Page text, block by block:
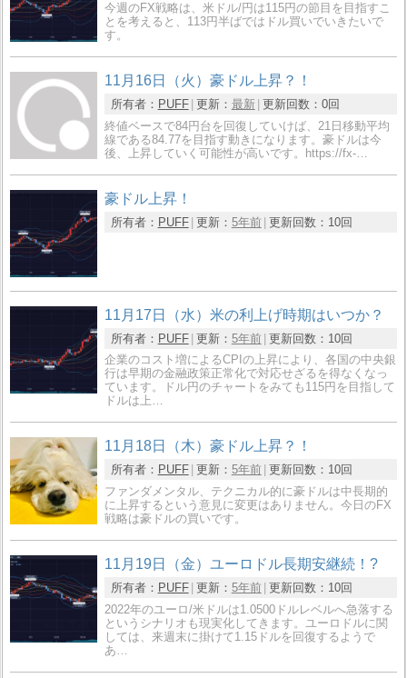
今週のFX戦略は、米ドル/円は115円の節目を目指すこ
とを考えると、113円半ばではドル買いでいきたいで
す。
11月16日（火）豪ドル上昇？！
所有者： PUFF 更新： 最新 更新回数： 0回
終値ベースで84円台を回復していけば、21日移動平均
線である84.77を目指す動きになります。豪ドルは今
後、上昇していく可能性が高いです。https://fx-…
豪ドル上昇！
所有者： PUFF 更新： 5年前 更新回数： 10回
11月17日（水）米の利上げ時期はいつか？
所有者： PUFF 更新： 5年前 更新回数： 10回
企業のコスト増によるCPIの上昇により、各国の中央銀
行は早期の金融政策正常化で対応せざるを得なくなっ
ています。ドル円のチャートをみても115円を目指して
ドルは上…
11月18日（木）豪ドル上昇？！
所有者： PUFF 更新： 5年前 更新回数： 10回
ファンダメンタル、テクニカル的に豪ドルは中長期的
に上昇するという意見に変更はありません。今日のFX
戦略は豪ドルの買いです。
11月19日（金）ユーロドル長期安継続！?
所有者： PUFF 更新： 5年前 更新回数： 10回
2022年のユーロ/米ドルは1.0500ドルレベルへ急落する
というシナリオも現実化してきます。ユーロドルに関
しては、来週末に掛けて1.15ドルを回復するようで
あ…